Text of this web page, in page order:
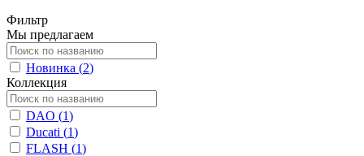
Фильтр
Мы предлагаем
Новинка (2)
Коллекция
DAO (1)
Ducati (1)
FLASH (1)